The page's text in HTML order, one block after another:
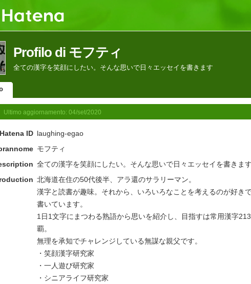
Profilo di モフティ
全ての漢字を笑顔にしたい。そんな思いで日々エッセイを書きます
Ultimo aggiornamento: 04/set/2020
Hatena ID laughing-egao
モフティ
全ての漢字を笑顔にしたい。そんな思いで日々エッセイを書きます
北海道在住の50代後半、アラ還のサラリーマン。
漢字と読書が趣味。それから、いろいろなことを考えるのが好き
書いています。
1日1文字にまつわる熟語から思いを紹介し、目指すは常用漢字
覇。
無理を承知でチャレンジしている無謀な親父です。
・笑顔漢字研究家
・一人遊び研究家
・シニアライフ研究家